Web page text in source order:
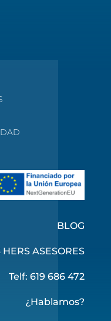
BLOG
ASESORES
Telf: 619 686 472
¿Hablamos?